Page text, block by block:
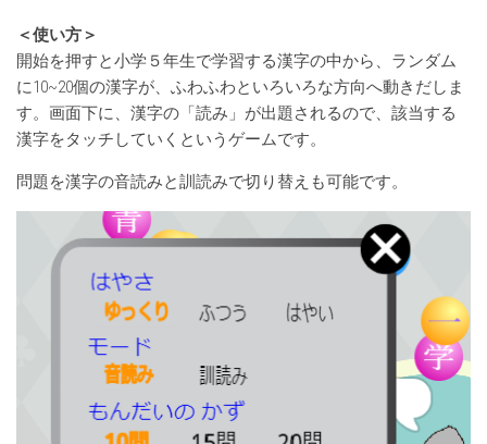
＜使い方＞
開始を押すと小学５年生で学習する漢字の中から、ランダム
に10~20個の漢字が、ふわふわといろいろな方向へ動きだしま
す。画面下に、漢字の「読み」が出題されるので、該当する
漢字をタッチしていくというゲームです。
問題を漢字の音読みと訓読みで切り替えも可能です。